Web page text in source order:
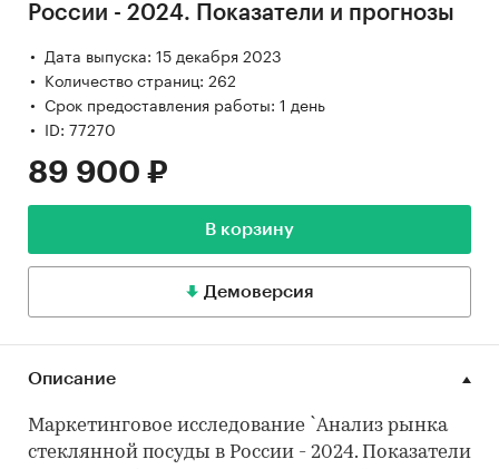
России - 2024. Показатели и прогнозы
Дата выпуска: 15 декабря 2023
Количество страниц: 262
Срок предоставления работы: 1 день
ID: 77270
89 900 ₽
В корзину
Демоверсия
Описание
Маркетинговое исследование `Анализ рынка
стеклянной посуды в России - 2024. Показатели